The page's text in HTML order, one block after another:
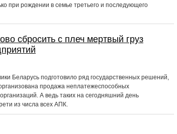
при рождении в семье третьего и последующего
сбросить с плеч мертвый груз
Беларусь подготовило ряд государственных решений,
продажа неплатежеспособных
А ведь таких на сегодняшний день
из числа всех АПК.